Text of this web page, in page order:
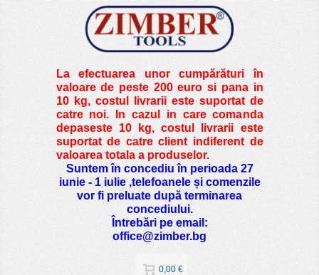
La efectuarea unor cumpărături în
valoare de peste200 euro si pana in
10 kg, costul livrarii este suportat de
catre noi. In cazul in care comanda
depaseste 10 kg, costul livrarii este
suportat de catre client indiferent de
valoarea totala a produselor.
Suntem în concediu în perioada 27
iunie - 1 iulie ,telefoanele și comenzile
vor fi preluate după terminarea
concediului.
Întrebări pe email:
office@zimber.bg
0,00 €